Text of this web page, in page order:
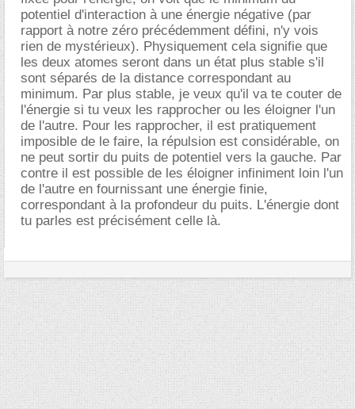
potentiel d'interaction à une énergie négative (par
rapport à notre zéro précédemment défini, n'y vois
rien de mystérieux). Physiquement cela signifie que
les deux atomes seront dans un état plus stable s'il
sont séparés de la distance correspondant au
minimum. Par plus stable, je veux qu'il va te couter de
l'énergie si tu veux les rapprocher ou les éloigner l'un
de l'autre. Pour les rapprocher, il est pratiquement
imposible de le faire, la répulsion est considérable, on
ne peut sortir du puits de potentiel vers la gauche. Par
contre il est possible de les éloigner infiniment loin l'un
de l'autre en fournissant une énergie finie,
correspondant à la profondeur du puits. L'énergie dont
tu parles est précisément celle là.